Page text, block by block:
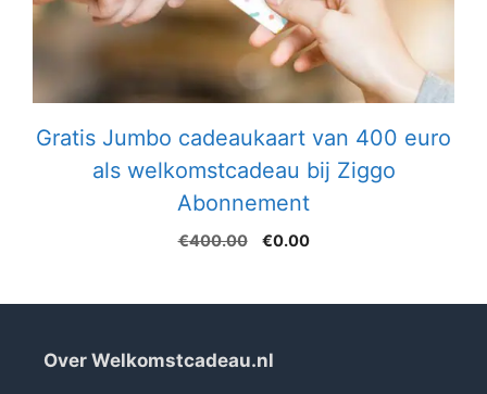
Gratis Jumbo cadeaukaart van 400 euro
als welkomstcadeau bij Ziggo
Abonnement
€400.00
Oorspronkelijke
€400.00.
€0.00Huidige
€0.00.
Over Welkomstcadeau.nl